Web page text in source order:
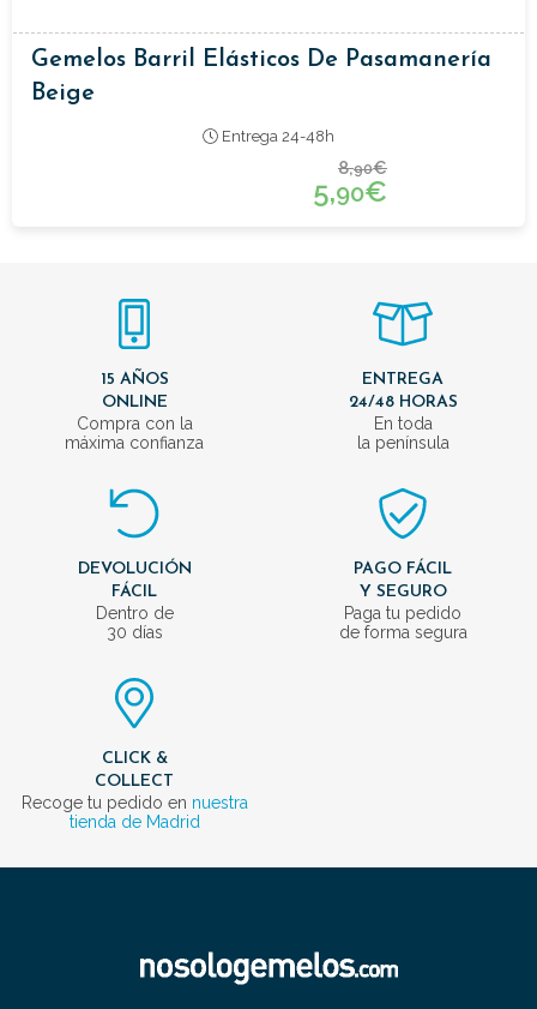
Gemelos Barril Elásticos De Pasamanería
Beige
Entrega 24-48h
8,90€
5,90€
15 AÑOS
ONLINE
Compra con la
máxima confianza
ENTREGA
24/48 HORAS
En toda
la península
DEVOLUCIÓN
FÁCIL
Dentro de
30 días
PAGO FÁCIL
Y SEGURO
Paga tu pedido
de forma segura
CLICK &
COLLECT
Recoge tu pedido en nuestra
tienda de Madrid